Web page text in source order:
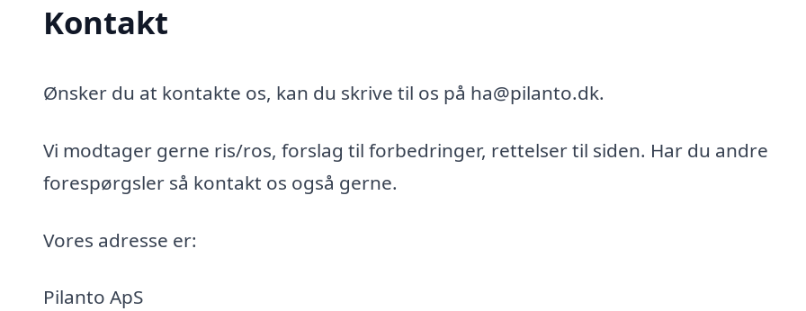
Kontakt
Ønsker du at kontakte os, kan du skrive til os på ha@pilanto.dk.
Vi modtager gerne ris/ros, forslag til forbedringer, rettelser til siden. Har du andre
forespørgsler så kontakt os også gerne.
Vores adresse er:
Pilanto ApS